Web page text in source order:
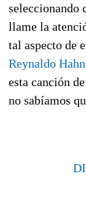
seleccionando
llame la
tal aspecto de
Reynaldo Hahn
esta canción
no sabíamos